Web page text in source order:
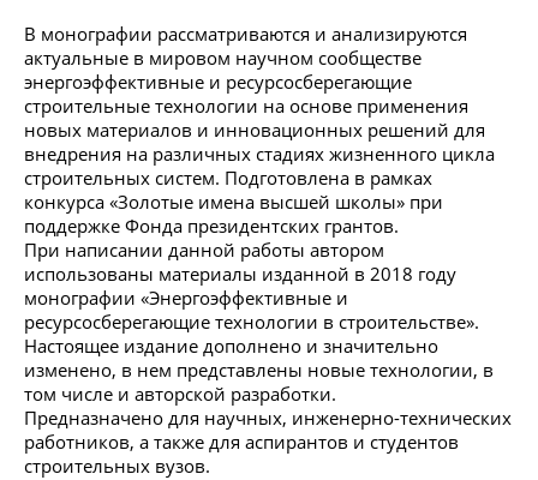
В монографии рассматриваются и анализируются
актуальные в мировом научном сообществе
энергоэффективные и ресурсосберегающие
строительные технологии на основе применения
новых материалов и инновационных решений для
внедрения на различных стадиях жизненного цикла
строительных систем. Подготовлена в рамках
конкурса «Золотые имена высшей школы» при
поддержке Фонда президентских грантов.
При написании данной работы автором
использованы материалы изданной в 2018 году
монографии «Энергоэффективные и
ресурсосберегающие технологии в строительстве».
Настоящее издание дополнено и значительно
изменено, в нем представлены новые технологии, в
том числе и авторской разработки.
Предназначено для научных, инженерно-технических
работников, а также для аспирантов и студентов
строительных вузов.